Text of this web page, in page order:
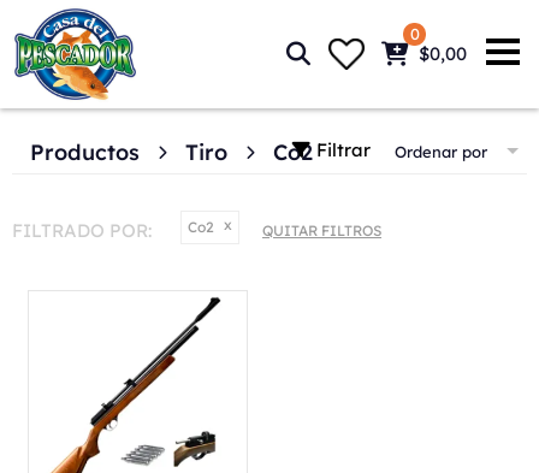
0
$0,00
Productos Tiro Co2 Filtrar Ordenar por
FILTRADO POR: Co2 QUITAR FILTROS